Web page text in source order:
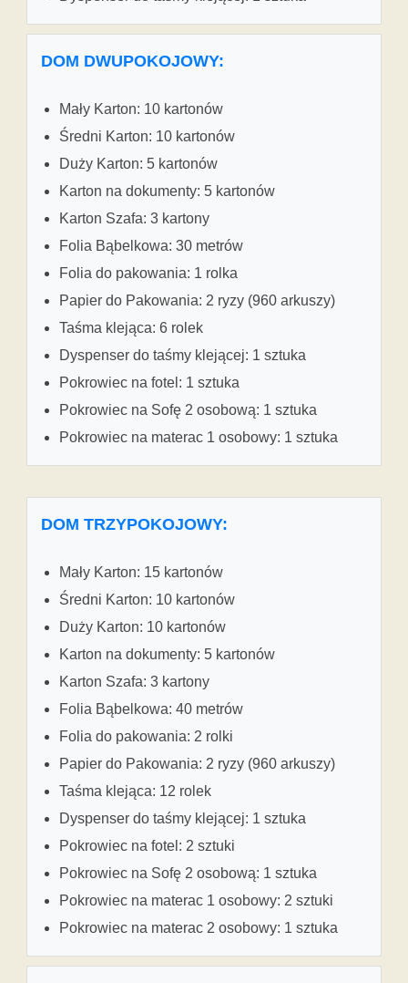
DOM DWUPOKOJOWY:
Mały Karton: 10 kartonów
Średni Karton: 10 kartonów
Duży Karton: 5 kartonów
Karton na dokumenty: 5 kartonów
Karton Szafa: 3 kartony
Folia Bąbelkowa: 30 metrów
Folia do pakowania: 1 rolka
Papier do Pakowania: 2 ryzy (960 arkuszy)
Taśma klejąca: 6 rolek
Dyspenser do taśmy klejącej: 1 sztuka
Pokrowiec na fotel: 1 sztuka
Pokrowiec na Sofę 2 osobową: 1 sztuka
Pokrowiec na materac 1 osobowy: 1 sztuka
DOM TRZYPOKOJOWY:
Mały Karton: 15 kartonów
Średni Karton: 10 kartonów
Duży Karton: 10 kartonów
Karton na dokumenty: 5 kartonów
Karton Szafa: 3 kartony
Folia Bąbelkowa: 40 metrów
Folia do pakowania: 2 rolki
Papier do Pakowania: 2 ryzy (960 arkuszy)
Taśma klejąca: 12 rolek
Dyspenser do taśmy klejącej: 1 sztuka
Pokrowiec na fotel: 2 sztuki
Pokrowiec na Sofę 2 osobową: 1 sztuka
Pokrowiec na materac 1 osobowy: 2 sztuki
Pokrowiec na materac 2 osobowy: 1 sztuka